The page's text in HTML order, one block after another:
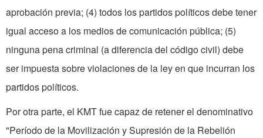
aprobación previa; (4) todos los partidos políticos debe tener
igual acceso a los medios de comunicación pública; (5)
ninguna pena criminal (a diferencia del código civil) debe
ser impuesta sobre violaciones de la ley en que incurran los
partidos políticos.
Por otra parte, el KMT fue capaz de retener el denominativo
"Período de la Movilización y Supresión de la Rebelión